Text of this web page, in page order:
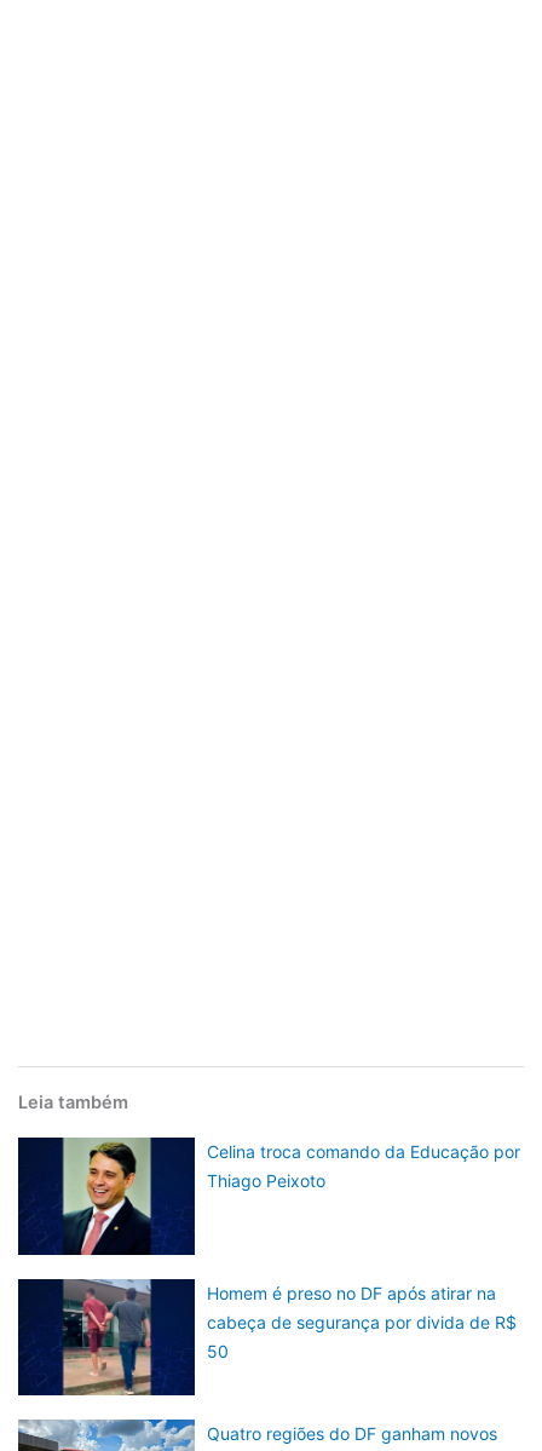
Leia também
Celina troca comando da Educação por
Thiago Peixoto
Homem é preso no DF após atirar na
cabeça de segurança por divida de R$
50
Quatro regiões do DF ganham novos